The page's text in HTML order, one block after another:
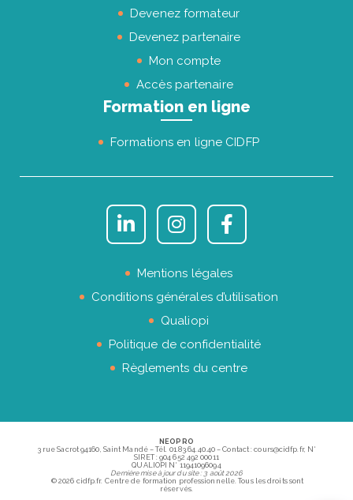
Devenez formateur
Devenez partenaire
Mon compte
Accès partenaire
Formation en ligne
Formations en ligne CIDFP
Mentions légales
Conditions générales d’utilisation
Qualiopi
Politique de confidentialité
Règlements du centre
NEOPRO
3 rue Sacrot 94160, Saint Mandé – Tél. 01.83.64.40.40 – Contact : cours@cidfp.fr, N°
SIRET : 904 652 492 00011
QUALIOPI N° 11941096094
Dernière mise à jour du site : 3 août 2026
© 2026 cidfp.fr. Centre de formation professionnelle. Tous les droits sont
réservés.